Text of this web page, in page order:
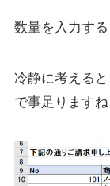
数量を入力す
冷静に考える
で事足りますね